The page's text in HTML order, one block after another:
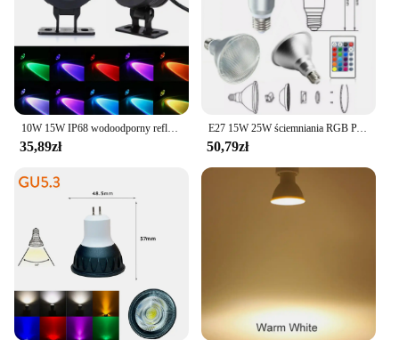
35,89zł
E27 15W 25W ściemniania RGB PAR30 PAR38 lampa Par wodoodporna ledowa żarówka reflektorowa lampa zdalnie sterowana przeciwpowodziowa kolorowa dekoracja domu
50,79zł